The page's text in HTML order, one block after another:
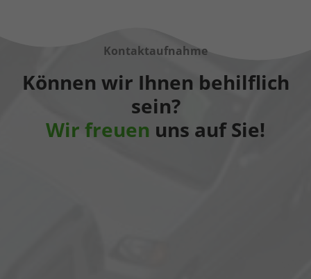
Kontaktaufnahme
Können wir Ihnen behilflich
sein?
Wir freuen uns auf Sie!